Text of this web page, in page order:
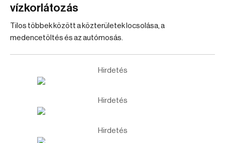
vízkorlátozás
Tilos többek között a közterületek locsolása, a
medencetöltés és az autómosás.
Hirdetés
Hirdetés
Hirdetés